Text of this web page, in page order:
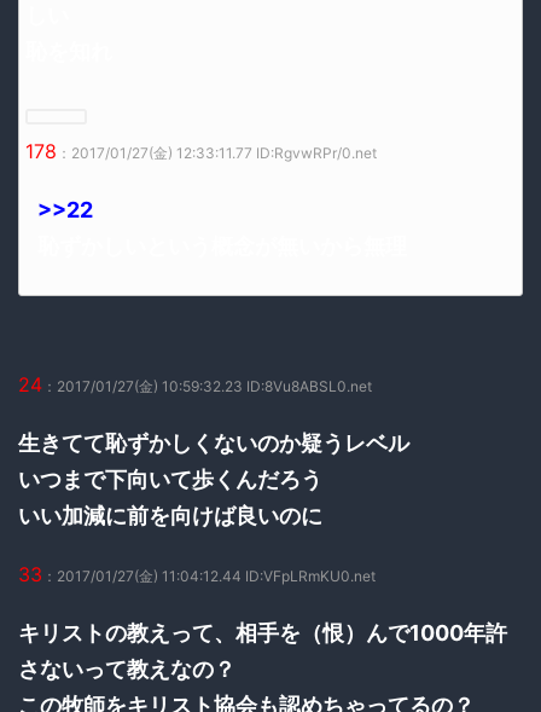
178 ：2017/01/27(金) 12:33:11.77 ID:RgvwRPr/0.net
>>22
24 ：2017/01/27(金) 10:59:32.23 ID:8Vu8ABSL0.net
生きてて恥ずかしくないのか疑うレベル
いつまで下向いて歩くんだろう
いい加減に前を向けば良いのに
33 ：2017/01/27(金) 11:04:12.44 ID:VFpLRmKU0.net
キリストの教えって、相手を（恨）んで1000年許
さないって教えなの？
この牧師をキリスト協会も認めちゃってるの？